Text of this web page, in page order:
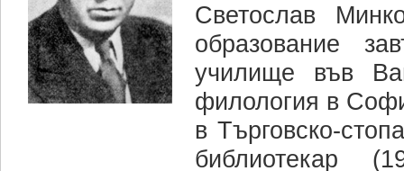
Светослав
образование
училище във
филология в
в Търговско-
библиотекар